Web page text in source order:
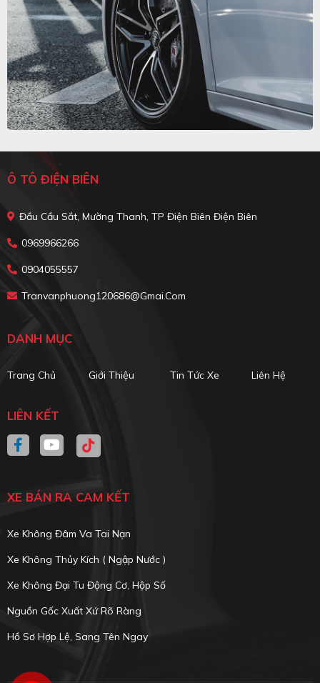
Ô TÔ ĐIỆN BIÊN
Đầu Cầu Sắt, Mường Thanh, TP Điện Biên Điện Biên
0969966266
0904055557
Tranvanphuong120686@gmai.com
DANH MỤC
Trang Chủ Giới Thiệu Tin Tức Xe Liên Hệ
LIÊN KẾT
XE BÁN RA CAM KẾT
Xe Không Đâm Va Tai Nạn
Xe Không Thủy Kích ( Ngập Nước )
Xe Không Đại Tu Động Cơ, Hộp Số
Nguồn Gốc Xuất Xứ Rõ Ràng
Hồ Sơ Hợp Lệ, Sang Tên Ngay